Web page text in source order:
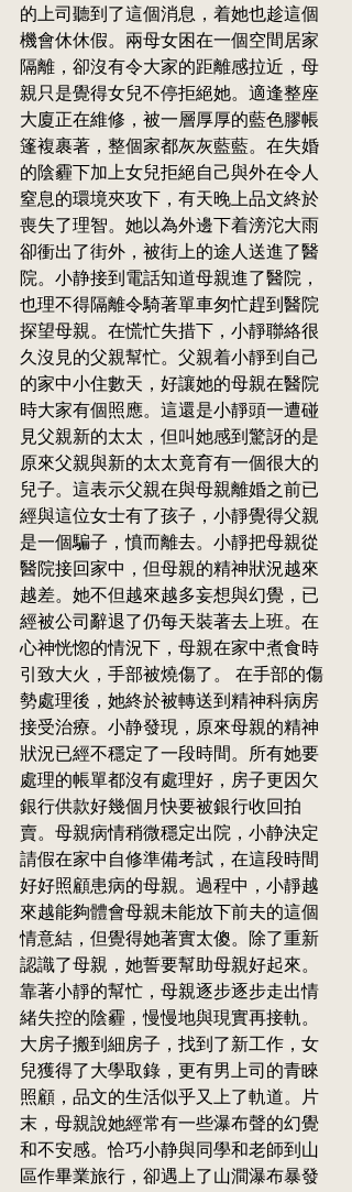
的上司聽到了這個消息，着她也趁這個
機會休休假。兩母女困在一個空間居家
隔離，卻沒有令大家的距離感拉近，母
親只是覺得女兒不停拒絕她。適逢整座
大廈正在維修，被一層厚厚的藍色膠帳
篷複裹著，整個家都灰灰藍藍。在失婚
的陰霾下加上女兒拒絕自己與外在令人
窒息的環境夾攻下，有天晚上品文終於
喪失了理智。她以為外邊下着滂沱大雨
卻衝出了街外，被街上的途人送進了醫
院。小静接到電話知道母親進了醫院，
也理不得隔離令騎著單車匆忙趕到醫院
探望母親。在慌忙失措下，小靜聯絡很
久沒見的父親幫忙。父親着小靜到自己
的家中小住數天，好讓她的母親在醫院
時大家有個照應。這還是小靜頭一遭碰
見父親新的太太，但叫她感到驚訝的是
原來父親與新的太太竟育有一個很大的
兒子。這表示父親在與母親離婚之前已
經與這位女士有了孩子，小靜覺得父親
是一個騙子，憤而離去。小靜把母親從
醫院接回家中，但母親的精神狀況越來
越差。她不但越來越多妄想與幻覺，已
經被公司辭退了仍每天裝著去上班。在
心神恍惚的情況下，母親在家中煮食時
引致大火，手部被燒傷了。 在手部的傷
勢處理後，她終於被轉送到精神科病房
接受治療。小静發現，原來母親的精神
狀況已經不穩定了一段時間。所有她要
處理的帳單都沒有處理好，房子更因欠
銀行供款好幾個月快要被銀行收回拍
賣。母親病情稍微穩定出院，小静決定
請假在家中自修準備考試，在這段時間
好好照顧患病的母親。過程中，小靜越
來越能夠體會母親未能放下前夫的這個
情意結，但覺得她著實太傻。除了重新
認識了母親，她誓要幫助母親好起來。
靠著小靜的幫忙，母親逐步逐步走出情
緒失控的陰霾，慢慢地與現實再接軌。
大房子搬到細房子，找到了新工作，女
兒獲得了大學取錄，更有男上司的青睞
照顧，品文的生活似乎又上了軌道。片
末，母親說她經常有一些瀑布聲的幻覺
和不安感。恰巧小静與同學和老師到山
區作畢業旅行，卻遇上了山澗瀑布暴發